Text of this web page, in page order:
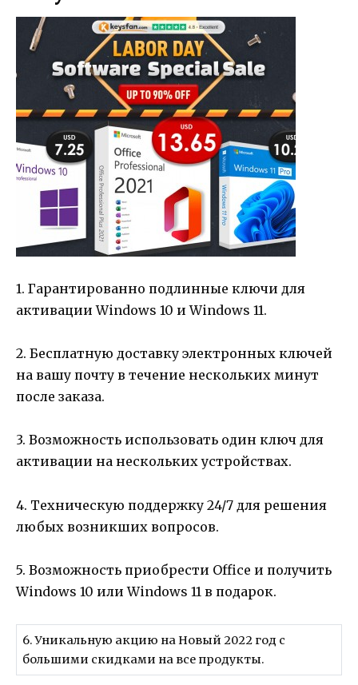
1. Гарантированно подлинные ключи для
активации Windows 10 и Windows 11.
2. Бесплатную доставку электронных ключей
на вашу почту в течение нескольких минут
после заказа.
3. Возможность использовать один ключ для
активации на нескольких устройствах.
4. Техническую поддержку 24/7 для решения
любых возникших вопросов.
5. Возможность приобрести Office и получить
Windows 10 или Windows 11 в подарок.
6. Уникальную акцию на Новый 2022 год с
большими скидками на все продукты.